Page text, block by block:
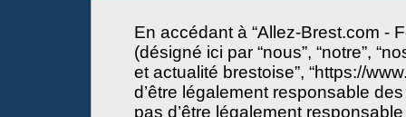
En accédant à “Allez-Brest.com -
(désigné ici par “nous”, “notre”,
et actualité brestoise”, “https://
d’être légalement responsable
pas d’être légalement